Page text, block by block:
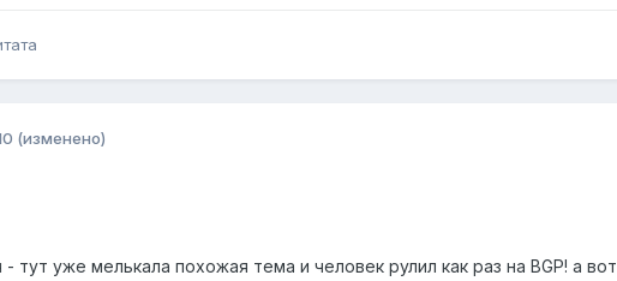
(изменено)
- тут уже мелькала похожая тема и человек рулил как раз на BGP! а